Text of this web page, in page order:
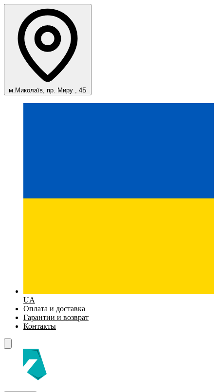
м.Миколаїв, пр. Миру , 4Б
UA
Оплата и доставка
Гарантии и возврат
Контакты